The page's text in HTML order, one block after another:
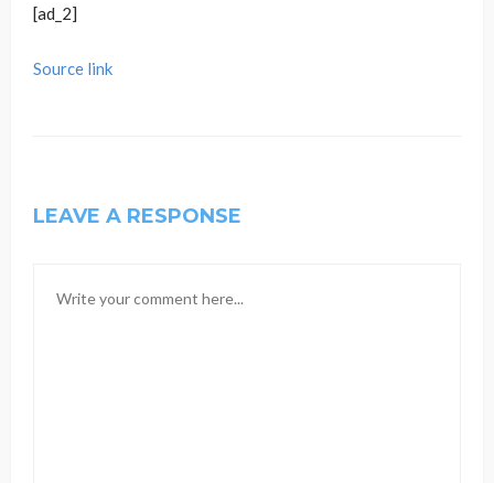
[ad_2]
Source link
LEAVE A RESPONSE